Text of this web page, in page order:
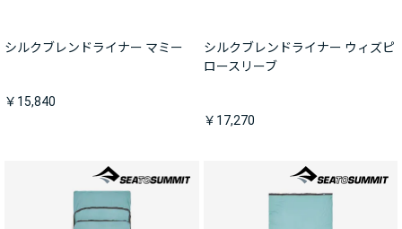
シルクブレンドライナー マミー
￥15,840
シルクブレンドライナー ウィズピ
ロースリーブ
￥17,270